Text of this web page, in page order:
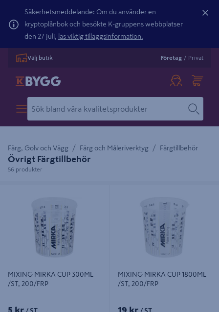
Säkerhetsmeddelande: Om du använder en
kryptoplånbok och besökte K-gruppens webbplatser
den 27 juli, läs viktig tilläggsinformation.
Välj butik Företag / Privat
Färg, Golv och Vägg Färg och Måleriverktyg Färgtillbehör
Övrigt Färgtillbehör
56 produkter
MIXING MIRKA CUP 300ML
/ST, 200/FRP
5 kr / ST
MIXING MIRKA CUP 1800ML
/ST, 200/FRP
19 kr / ST